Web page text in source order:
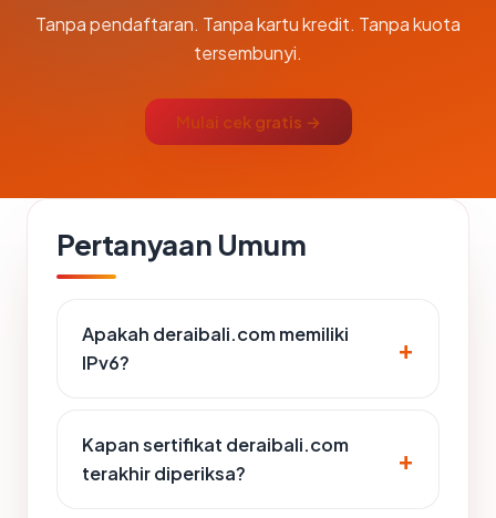
Tanpa pendaftaran. Tanpa kartu kredit. Tanpa kuota
tersembunyi.
Mulai cek gratis →
Pertanyaan Umum
Apakah deraibali.com memiliki
IPv6?
Kapan sertifikat deraibali.com
terakhir diperiksa?